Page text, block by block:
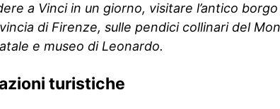
a Vinci in un giorno, visitare l’antico
di Firenze, sulle pendici collinari del
e museo di Leonardo.
turistiche